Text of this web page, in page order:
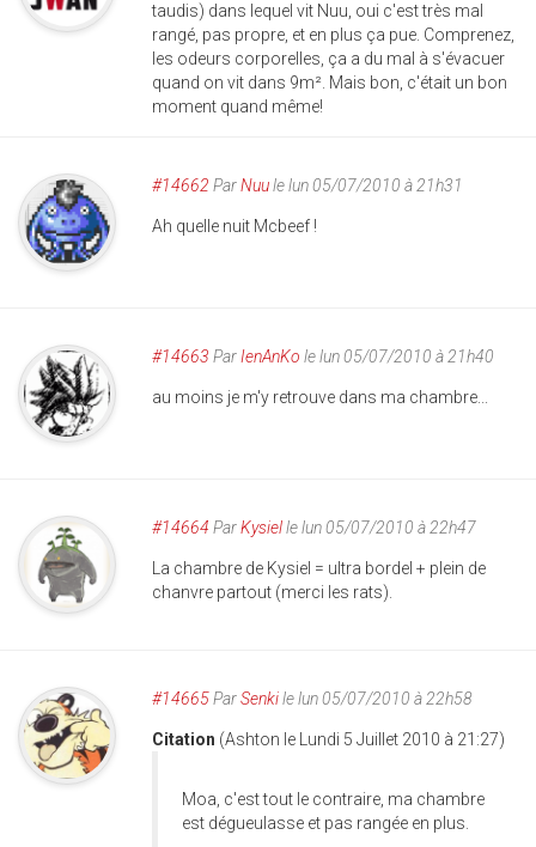
taudis) dans lequel vit Nuu, oui c'est très mal
rangé, pas propre, et en plus ça pue. Comprenez,
les odeurs corporelles, ça a du mal à s'évacuer
quand on vit dans 9m². Mais bon, c'était un bon
moment quand même!
#14662 ParNuule lun 05/07/2010 à 21h31
Ah quelle nuit Mcbeef !
#14663 ParIenAnKo le lun 05/07/2010 à 21h40
au moins je m'y retrouve dans ma chambre...
#14664 ParKysielle lun 05/07/2010 à 22h47
La chambre de Kysiel = ultra bordel + plein de
chanvre partout (merci les rats).
#14665ParSenkile lun 05/07/2010 à 22h58
Citation (Ashton le Lundi 5 Juillet 2010 à 21:27)
Moa, c'est tout le contraire, ma chambre
est dégueulasse et pas rangée en plus.